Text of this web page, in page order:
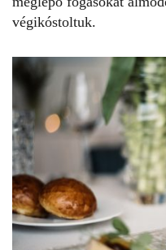
végikóstoltuk.